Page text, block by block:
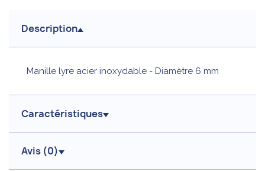
Description
Manille lyre acier inoxydable - Diamètre 6 mm
Caractéristiques
Avis (0)